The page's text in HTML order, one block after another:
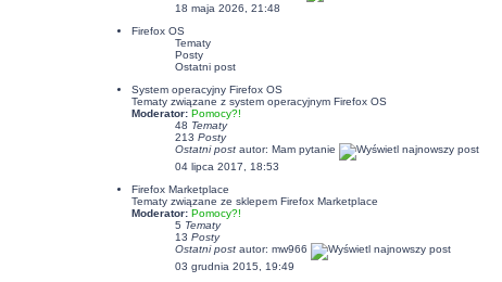
18 maja 2026, 21:48
Firefox OS
Tematy
Posty
Ostatni post
System operacyjny Firefox OS
Tematy związane z system operacyjnym Firefox OS
Moderator: Pomocy?!
48 Tematy
213 Posty
Ostatni postautor: Mam pytanie
04 lipca 2017, 18:53
Firefox Marketplace
Tematy związane ze sklepem Firefox Marketplace
Moderator: Pomocy?!
5 Tematy
13 Posty
Ostatni postautor: mw966
03 grudnia 2015, 19:49